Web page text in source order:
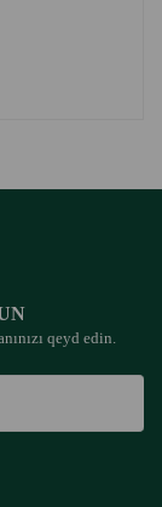
qeyd edin.